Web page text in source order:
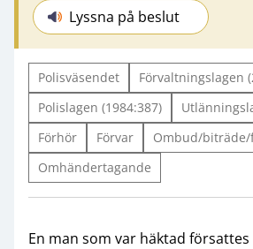
Lyssna på beslut
Polisväsendet
Förvaltningslagen
Polislagen (1984:387)
Förhör
Förvar
Ombud/biträde/
Omhändertagande
En man som var häktad